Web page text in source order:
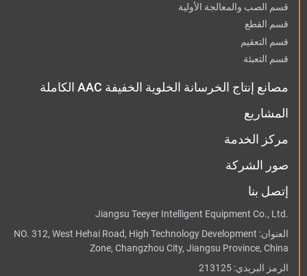
قسم الصب والمعالجة الأولية
قسم القطع
قسم التعقيم
قسم التعبئة
مصانع إنتاج الخرسانة الخلوية الخفيفة AAC الكاملة
المشاريع
مركز الخدمة
صور الشركة
إتصل بنا
Jiangsu Teeyer Intelligent Equipment Co., Ltd.
العنوان: NO. 312, West Hehai Road, High Technology Development
Zone, Changzhou City, Jiangsu Province, China
الرمز البريدي: 213125